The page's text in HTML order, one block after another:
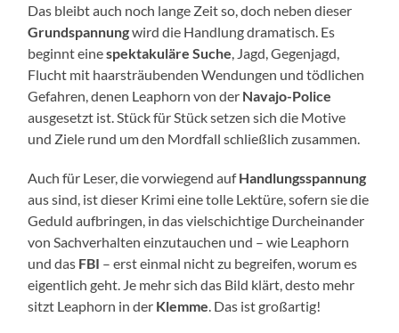
Das bleibt auch noch lange Zeit so, doch neben dieser
Grundspannungwird die Handlung dramatisch. Es
beginnt einespektakuläre Suche, Jagd, Gegenjagd,
Flucht mit haarsträubenden Wendungen und tödlichen
Gefahren, denen Leaphorn von der Navajo-Police
ausgesetzt ist. Stück für Stück setzen sich die Motive
und Ziele rund um den Mordfall schließlich zusammen.
Auch für Leser, die vorwiegend aufHandlungsspannung
aus sind, ist dieser Krimi eine tolle Lektüre, sofern sie die
Geduld aufbringen, in das vielschichtige Durcheinander
von Sachverhalten einzutauchen und – wie Leaphorn
und das FBI – erst einmal nicht zu begreifen, worum es
eigentlich geht. Je mehr sich das Bild klärt, desto mehr
sitzt Leaphorn in der Klemme. Das ist großartig!